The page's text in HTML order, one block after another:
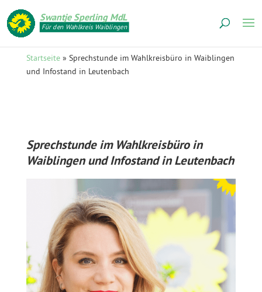
Swantje Sperling MdL
Für den Wahlkreis Waiblingen
Startseite» Sprechstunde im Wahlkreisbüro in Waiblingen
und Infostand in Leutenbach
Sprechstunde im Wahlkreisbüro in
Waiblingen und Infostand in Leutenbach